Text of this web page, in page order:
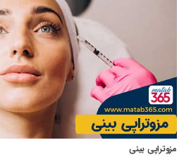
مزوتراپی بینی